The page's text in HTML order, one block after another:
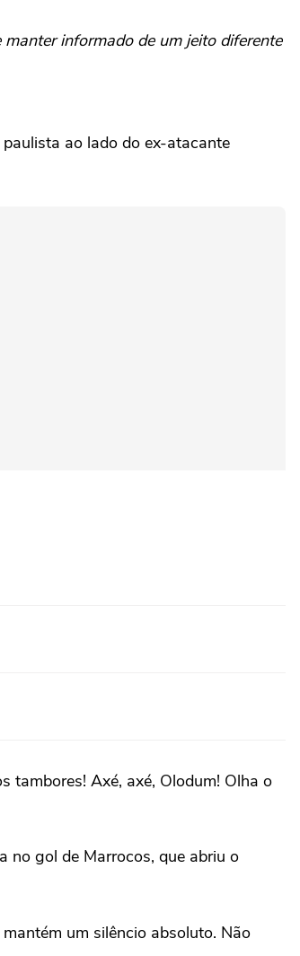
manter informado de um jeito diferente
ao lado do ex-atacante
tambores! Axé, axé, Olodum! Olha o
no gol de Marrocos, que abriu o
um silêncio absoluto. Não